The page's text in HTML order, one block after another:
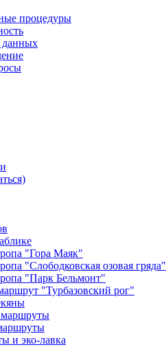
процедуры
данных
"Гора Маяк"
"Слободковская озовая гряда"
"Парк Бельмонт"
"Турбазовский рог"
и эко-лавка